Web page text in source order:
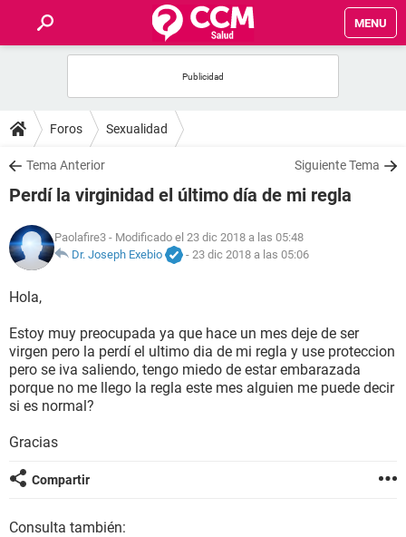
MENU
FOROS
SALUD
NUTRICIÓN
BIENESTAR
SEXUALIDAD
GLOSARIO
Foros Sexualidad
Tema Anterior Siguiente Tema
Perdí la virginidad el último día de mi regla
Paolafire3 - Modificado el 23 dic 2018 a las 05:48
Dr. Joseph Exebio
- 23 dic 2018 a las 05:06
Hola,
Estoy muy preocupada ya que hace un mes deje de ser
virgen pero la perdí el ultimo dia de mi regla y use proteccion
pero se iva saliendo, tengo miedo de estar embarazada
porque no me llego la regla este mes alguien me puede decir
si es normal?
Gracias
Compartir
Consulta también: